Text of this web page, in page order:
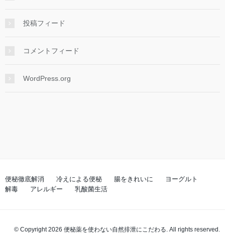
投稿フィード
コメントフィード
WordPress.org
便秘徹底解消 冷えによる便秘 腸をきれいに
ヨーグルト
解毒
アレルギー 乳酸菌生活
© Copyright 2026 便秘薬を使わない自然排泄にこだわる. All rights reserved.